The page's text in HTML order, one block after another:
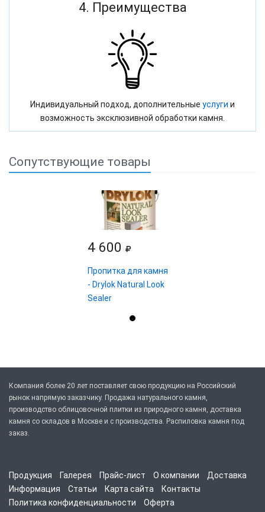
4. Преимущества
Индивидуальный подход, дополнительные услуги и
возможность эксклюзивной обработки камня.
Сопутствующие товары
4 600
Пропитка для камня
- Drylok Natural Look
Sealer
Компания более 20 лет поставляет свою продукцию на Российский
рынок напрямую заказчику. Продажа натурального камня,
производство облицовочной плитки из природного камня, доставка
камня со складов в Москве и с производства. Распиловка камня под
заказ.
Продукция Галерея Прайс-лист О компании
Доставка
Информация
Статьи Карта сайта
Контакты
Политика конфиденциальности
Оферта